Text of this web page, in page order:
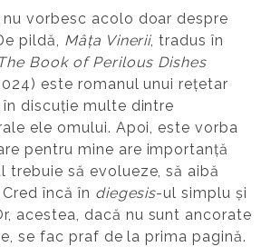
nu vorbesc acolo doar despre
pildă, Mâța Vinerii, tradus în
The Book of Perilous Dishes
este romanul unui rețetar
discuție multe dintre
ele omului. Apoi, este vorba
pentru mine are importanță
trebuie să evolueze, să aibă
încă în diegesis-ul simplu și
acestea, dacă nu sunt ancorate
se fac praf de la prima pagină.